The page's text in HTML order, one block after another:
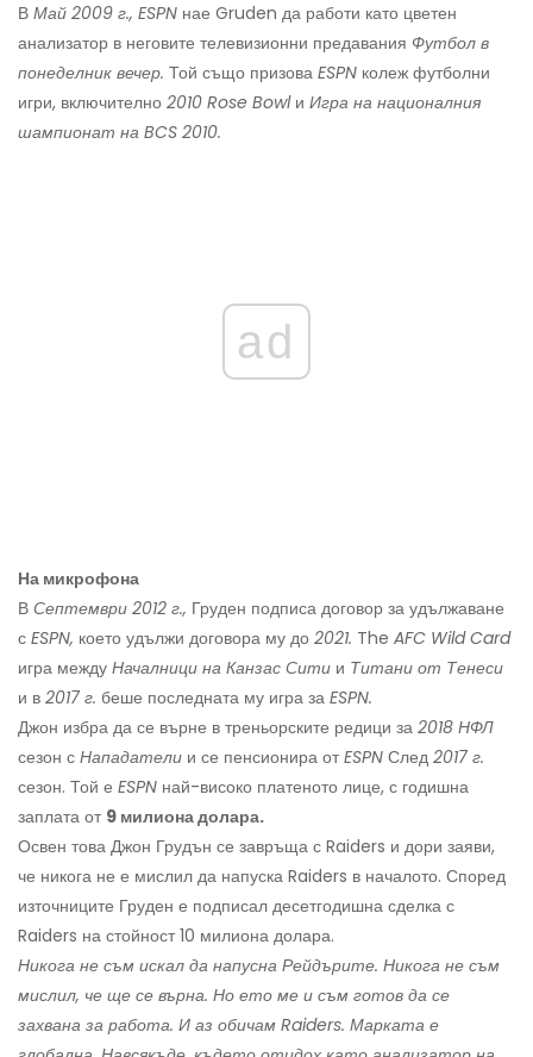
В Май 2009 г., ESPN нае Gruden да работи като цветен
анализатор в неговите телевизионни предавания Футбол в
понеделник вечер. Той също призова ESPN колеж футболни
игри, включително 2010 Rose Bowlи Игра на националния
шампионат на BCS 2010.
ad
На микрофона
В Септември 2012 г., Груден подписа договор за удължаване
с ESPN, което удължи договора му до 2021. The AFC Wild Card
игра между Началници на Канзас Сити и Титани от Тенеси
и в 2017 г. беше последната му игра за ESPN.
Джон избра да се върне в треньорските редици за 2018 НФЛ
сезон с Нападатели и се пенсионира отESPN След 2017 г.
сезон. Той е ESPN най-високо платеното лице, с годишна
заплата от 9 милиона долара.
Освен това Джон Грудън се завръща с Raiders и дори заяви,
че никога не е мислил да напуска Raiders в началото. Според
източниците Груден е подписал десетгодишна сделка с
Raiders на стойност 10 милиона долара.
Никога не съм искал да напусна Рейдърите. Никога не съм
мислил, че ще се върна. Но ето ме и съм готов да се
захвана за работа. И аз обичам Raiders. Марката е